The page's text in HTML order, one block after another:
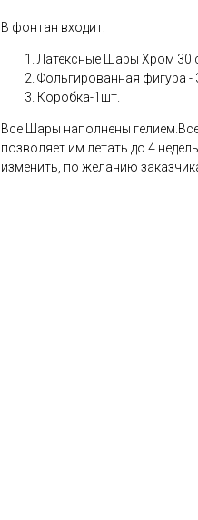
В фонтан входит:
Латексные Шары Хром 30
Фольгированная фигура -
Коробка-1шт.
Все Шары наполнены
позволяет им летать до 4
изменить, по желанию